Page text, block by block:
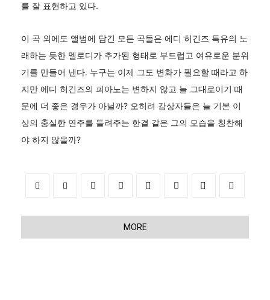
를 잘 표현하고 있다.
이 곡 외에도 앨범에 담긴 모든 곡들은 에디 히긴즈 특유의 노
래하는 듯한 멜로디가 추가된 형태로 부드럽고 여유로운 분위
기를 만들어 낸다. 누구는 이제 그도 변화가 필요할 때라고 하
지만 에디 히긴즈의 피아노는 변하지 않고 늘 그대로이기 때
문에 더 좋은 경우가 아닐까? 오히려 감상자들은 늘 기본 이
상의 충실한 연주를 들려주는 한결 같은 그의 모습을 칭찬해
야 하지 않을까?
MORE